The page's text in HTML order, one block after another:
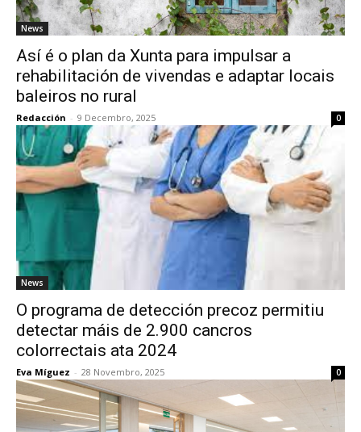
News
Así é o plan da Xunta para impulsar a
rehabilitación de vivendas e adaptar locais
baleiros no rural
Redacción - 9 Decembro, 2025 0
News
O programa de detección precoz permitiu
detectar máis de 2.900 cancros
colorrectais ata 2024
Eva Míguez - 28 Novembro, 2025 0